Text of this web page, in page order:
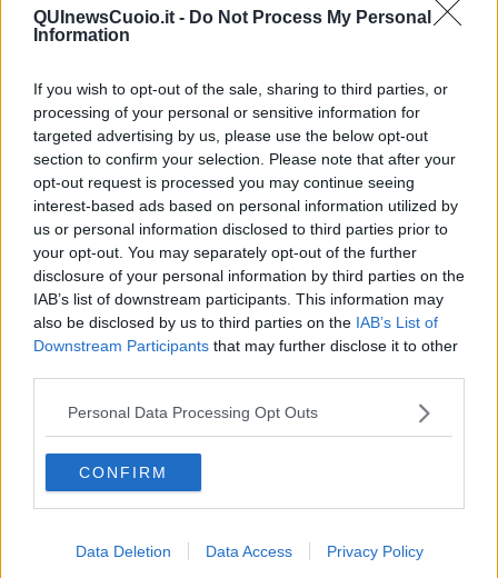
QUInewsCuoio.it - Do Not Process My Personal
Information
If you wish to opt-out of the sale, sharing to third parties, or
processing of your personal or sensitive information for
targeted advertising by us, please use the below opt-out
section to confirm your selection. Please note that after your
opt-out request is processed you may continue seeing
interest-based ads based on personal information utilized by
us or personal information disclosed to third parties prior to
your opt-out. You may separately opt-out of the further
disclosure of your personal information by third parties on the
IAB’s list of downstream participants. This information may
also be disclosed by us to third parties on the IAB’s List of
Downstream Participants that may further disclose it to other
Personal Data Processing Opt Outs
CONFIRM
Data Deletion Data Access Privacy Policy
Gracias a la vida
Somnium
Hop!
O sonho de um prisioneiro
Memòrias
Sto qui
Scrivi
Bestiario
Pillole
Veglia
​“D” come delitto
Belle lettere
25 Aprile
Todo el bien, todo el mal
​L’Australiana
Le stelle del jazz
Vita & morte
Continuando, la nonna e il carretto